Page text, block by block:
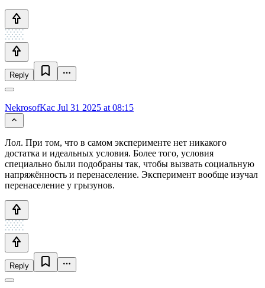
Reply
NekrosofKac Jul 31 2025 at 08:15
Лол. При том, что в самом эксперименте нет никакого
достатка и идеальных условия. Более того, условия
специально были подобраны так, чтобы вызвать социальную
напряжённость и перенаселение. Эксперимент вообще изучал
перенаселение у грызунов.
Reply